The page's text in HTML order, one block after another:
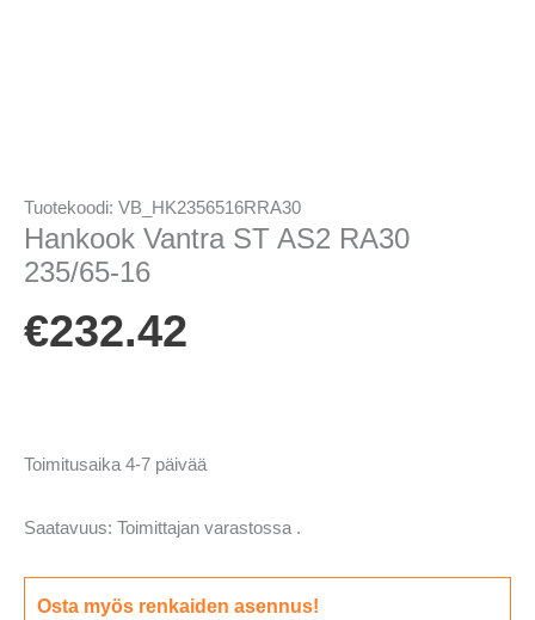
Tuotekoodi: VB_HK2356516RRA30
Hankook Vantra ST AS2 RA30
235/65-16
€232.42
Toimitusaika 4-7 päivää
Saatavuus: Toimittajan varastossa .
Osta myös renkaiden asennus!